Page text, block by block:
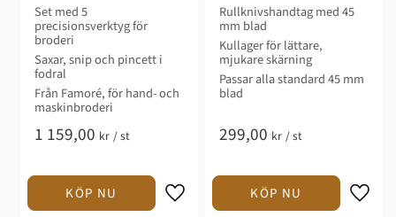
Set med 5
precisionsverktyg för
broderi
Saxar, snip och pincett i
fodral
Från Famoré, för hand- och
maskinbroderi
1 159,00 kr /st
Rullknivshandtag med 45
mm blad
Kullager för lättare,
mjukare skärning
Passar alla standard 45 mm
blad
299,00 kr /st